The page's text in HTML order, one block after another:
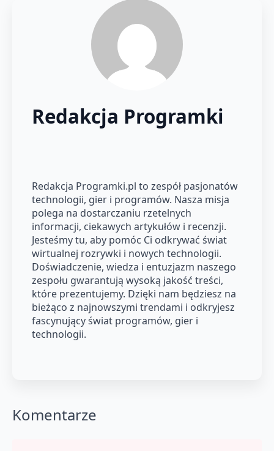
Redakcja Programki
Redakcja Programki.pl to zespół pasjonatów
technologii, gier i programów. Nasza misja
polega na dostarczaniu rzetelnych
informacji, ciekawych artykułów i recenzji.
Jesteśmy tu, aby pomóc Ci odkrywać świat
wirtualnej rozrywki i nowych technologii.
Doświadczenie, wiedza i entuzjazm naszego
zespołu gwarantują wysoką jakość treści,
które prezentujemy. Dzięki nam będziesz na
bieżąco z najnowszymi trendami i odkryjesz
fascynujący świat programów, gier i
technologii.
Komentarze